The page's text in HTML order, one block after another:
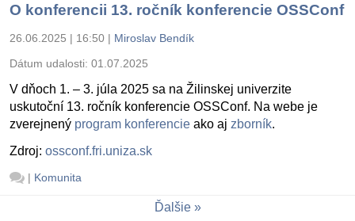
O konferencii 13. ročník konferencie OSSConf
26.06.2025 | 16:50 | Miroslav Bendík
Dátum udalosti: 01.07.2025
V dňoch 1. – 3. júla 2025 sa na Žilinskej univerzite
uskutoční 13. ročník konferencie OSSConf. Na webe je
zverejnený program konferencie ako aj zborník.
Zdroj: ossconf.fri.uniza.sk
| Komunita
Ďalšie